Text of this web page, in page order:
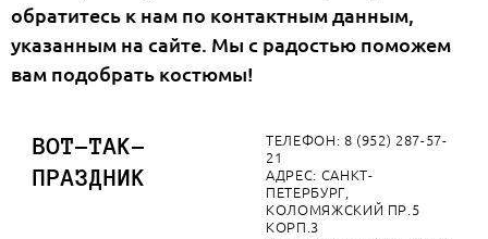
обратитесь к нам по контактным данным,
указанным на сайте. Мы с радостью поможем
вам подобрать костюмы!
ВОТ-ТАК-
ПРАЗДНИК
ТЕЛЕФОН: 8 (952) 287-57-
21
АДРЕС: САНКТ-
ПЕТЕРБУРГ,
КОЛОМЯЖСКИЙ ПР.5
КОРП.3